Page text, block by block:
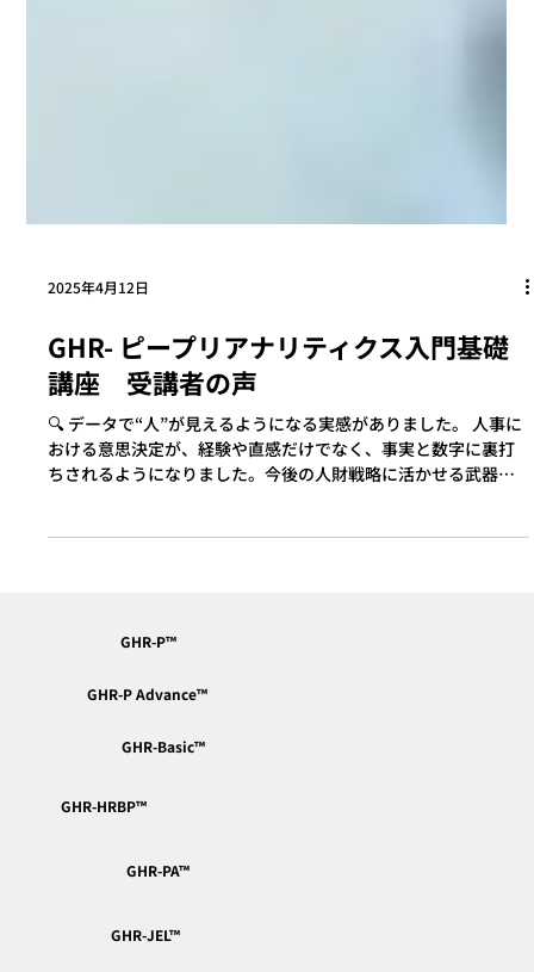
2025年4月12日
GHR- ピープリアナリティクス入門基礎
講座 受講者の声
🔍 データで“人”が見えるようになる実感がありました。 人事に
ちされるようになりました。今後の人財戦略に活かせる武器を
GHR-P™︎
GHR-P Advance™︎
GHR-Basic™︎
GHR-HRBP™︎
GHR-PA™︎